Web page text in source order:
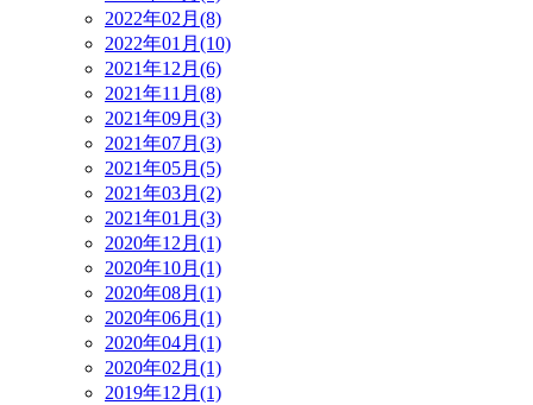
2022年02月(8)
2022年01月(10)
2021年12月(6)
2021年11月(8)
2021年09月(3)
2021年07月(3)
2021年05月(5)
2021年03月(2)
2021年01月(3)
2020年12月(1)
2020年10月(1)
2020年08月(1)
2020年06月(1)
2020年04月(1)
2020年02月(1)
2019年12月(1)